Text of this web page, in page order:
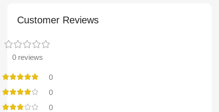
Customer Reviews
0 reviews
0
0
0